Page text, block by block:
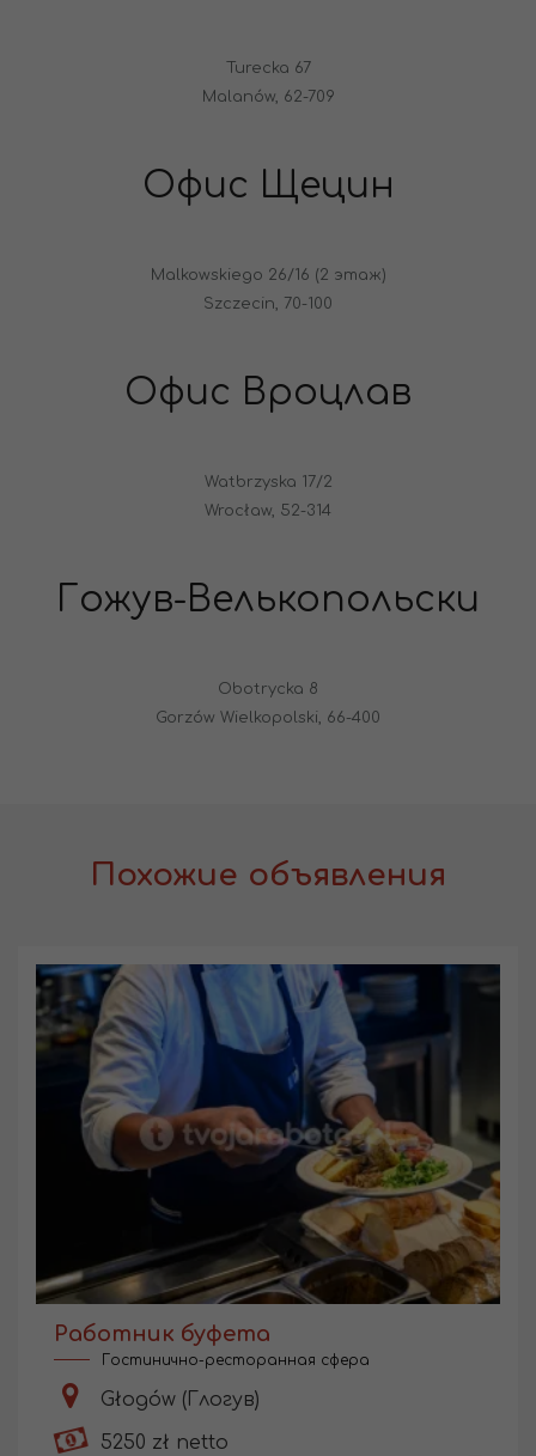
Turecka 67
Malanów, 62-709
Офис Щецин
Malkowskiego 26/16 (2 этаж)
Szczecin, 70-100
Офис Вроцлав
Watbrzyska 17/2
Wrocław, 52-314
Гожув-Велькопольски
Obotrycka 8
Gorzów Wielkopolski, 66-400
Похожие объявления
Работник буфета
Гостинично-ресторанная сфера
Głogów (Глогув)
5250 zł netto